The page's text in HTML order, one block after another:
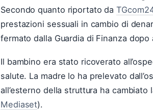
Secondo quanto riportato da
prestazioni sessuali in cambio di
fermato dalla Guardia di Finanza
Il bambino era stato ricoverato
salute. La madre lo ha prelevato
all’esterno della struttura ha
Mediaset).